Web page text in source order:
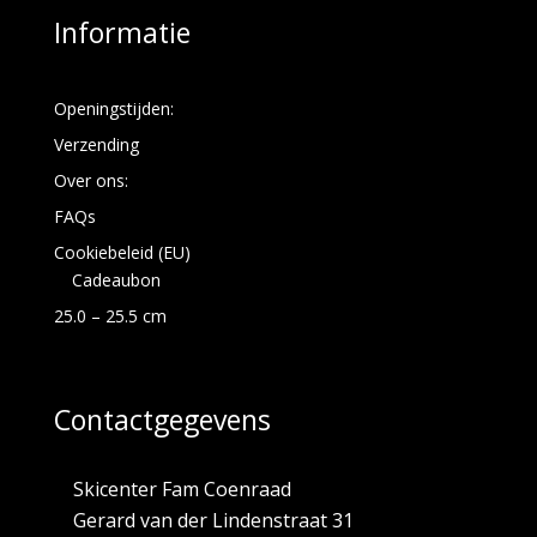
Informatie
Openingstijden:
Verzending
Over ons:
FAQs
Cookiebeleid (EU)
Cadeaubon
25.0 – 25.5 cm
Contactgegevens
Skicenter Fam Coenraad
Gerard van der Lindenstraat 31